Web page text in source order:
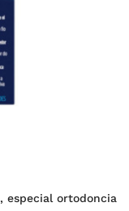
especial ortodoncia